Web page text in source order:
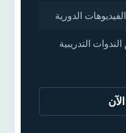
الدورية
التدريبية